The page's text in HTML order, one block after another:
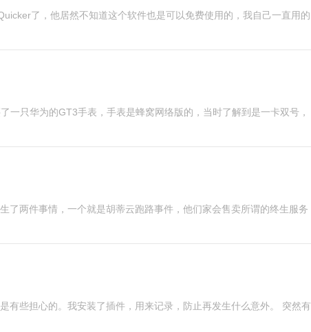
了，他居然不知道这个软件也是可以免费使用的，我自己一直用的
一只华为的GT3手表，手表是蜂窝网络版的，当时了解到是一卡双号，
了两件事情，一个就是胡蒂云跑路事件，他们家会售卖所谓的终生服务
有些担心的。我安装了插件，用来记录，防止再发生什么意外。 突然有